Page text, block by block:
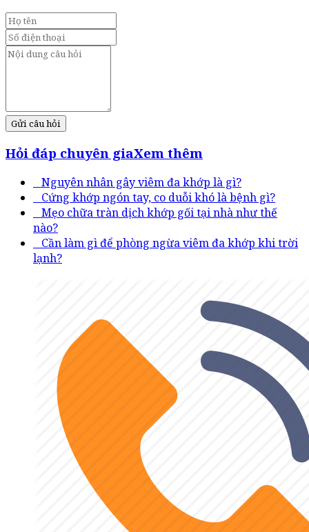
Gửi câu hỏi
Hỏi đáp chuyên giaXem thêm
Nguyên nhân gây viêm đa khớp là gì?
Cứng khớp ngón tay, co duỗi khó là bệnh gì?
Mẹo chữa tràn dịch khớp gối tại nhà như thế
nào?
Cần làm gì để phòng ngừa viêm đa khớp khi trời
lạnh?